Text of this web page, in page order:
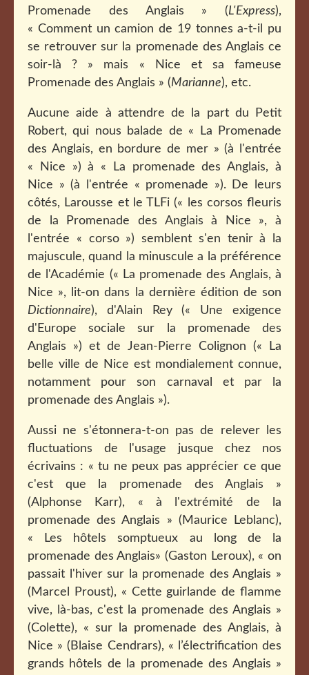
Promenade des Anglais » (L'Express),
« Comment un camion de 19 tonnes a-t-il pu
se retrouver sur la promenade des Anglais ce
soir-là ? » mais «
Nice et sa fameuse
Promenade des Anglais » (Marianne), etc.
Aucune aide à attendre de la part du Petit
Robert, qui nous balade de « La Promenade
des Anglais, en bordure de mer » (à l'entrée
« Nice ») à « La promenade des Anglais, à
Nice » (à l'entrée « promenade »). De leurs
côtés, Larousse et le TLFi(« les corsos fleuris
de la Promenade des Anglais à Nice », à
l'entrée « corso ») semblent s'en tenir à la
majuscule, quand la minuscule a la préférence
de l'Académie (« La promenade des Anglais, à
Nice », lit-on dans la dernière édition de son
Dictionnaire), d'Alain Rey (« Une exigence
d'Europe sociale sur la promenade des
Anglais ») et de Jean-Pierre Colignon (« La
belle ville de Nice est mondialement connue,
notamment pour son carnaval et par la
promenade des Anglais »).
Aussi ne s'étonnera-t-on pas de relever les
fluctuations de l'usage jusque chez nos
écrivains : « tu ne peux pas apprécier ce que
c'est que la promenade des Anglais »
(Alphonse Karr), « à l'extrémité de la
promenade des Anglais » (Maurice Leblanc),
« Les hôtels somptueux au long de la
promenade des Anglais» (Gaston Leroux), « on
passait l'hiver sur la promenade des Anglais »
(Marcel Proust), « Cette guirlande de flamme
vive, là-bas, c'est la promenade des Anglais »
(Colette), « sur la promenade des Anglais, à
Nice » (Blaise Cendrars), « l’électrification des
grands hôtels de la promenade des Anglais »